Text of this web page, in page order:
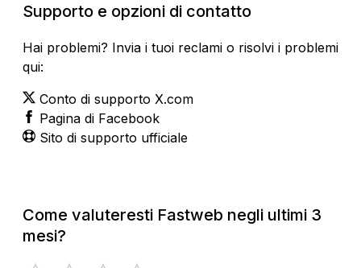
Supporto e opzioni di contatto
Hai problemi? Invia i tuoi reclami o risolvi i problemi
qui:
Conto di supporto X.com
Pagina di Facebook
Sito di supporto ufficiale
Come valuteresti Fastweb negli ultimi 3
mesi?